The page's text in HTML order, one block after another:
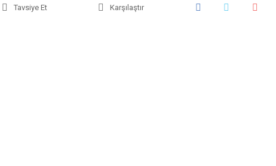
Tavsiye Et Karşılaştır